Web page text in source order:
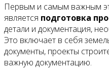
Первым и самым важным
является подготовка
детали и документация,
Это включает в себя
документы, проекты
важную документацию.